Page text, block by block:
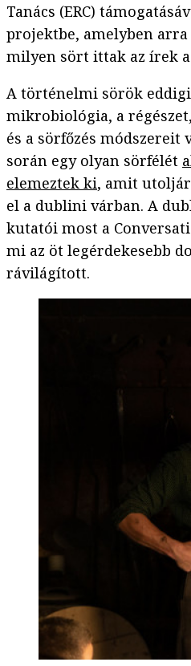
Tanács (ERC)
projektbe, amelyben
milyen sört ittak az írek a
A történelmi sörök
mikrobiológia, a
és a sörfőzés módszereit
során egy olyan sörfélét
elemeztek ki, amit
el a dublini várban. A
kutatói most a
mi az öt legérdekesebb
rávilágított.